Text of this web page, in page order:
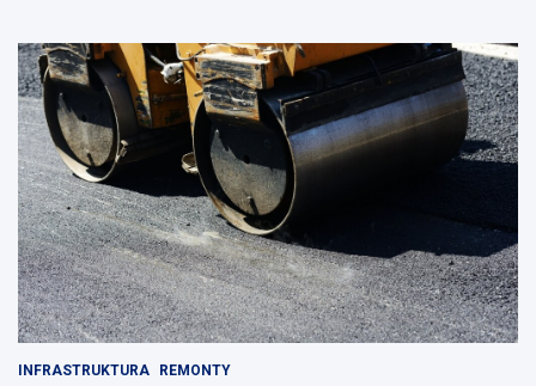
INFRASTRUKTURA REMONTY